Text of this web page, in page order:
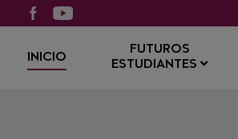
INICIO
FUTUROS
ESTUDIANTES